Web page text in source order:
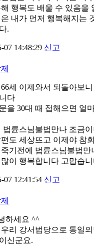
행복도 배울 수 있음을
내가 먼저 행복해지는
.
07 14:48:29 신고
세 이제와서 되돌아보
다
을 30대 때 접해으면 얼
법륜스님불법만나 조금
도 세상뜨고 이제야 참
죽기전에 법륜스님불법
많이 행복합니다 고맙습
07 12:41:54 신고
하세요 ^^
리 강서법당으로 통일
신군요.